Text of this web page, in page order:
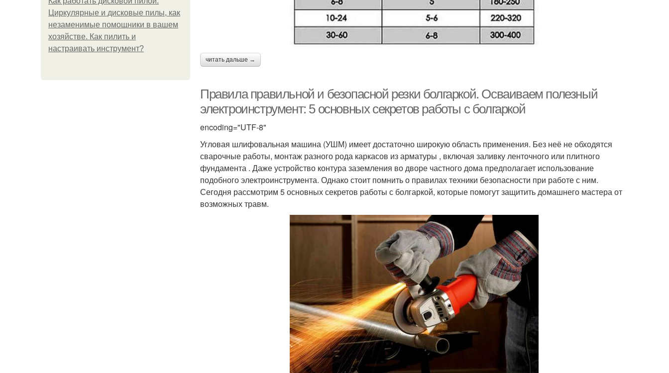
Циркулярные и дисковые пилы, как
незаменимые помощники в вашем
хозяйстве. Как пилить и
настраивать инструмент?
читать дальше →
Правила правильной и безопасной резки болгаркой. Осваиваем полезный
электроинструмент: 5 основных секретов работы с болгаркой
encoding="UTF-8"
Угловая шлифовальная машина (УШМ) имеет достаточно широкую область применения. Без неё не обходятся
сварочные работы, монтаж разного рода каркасов из арматуры , включая заливку ленточного или плитного
фундамента . Даже устройство контура заземления во дворе частного дома предполагает использование
подобного электроинструмента. Однако стоит помнить о правилах техники безопасности при работе с ним.
Сегодня рассмотрим 5 основных секретов работы с болгаркой, которые помогут защитить домашнего мастера от
возможных травм.